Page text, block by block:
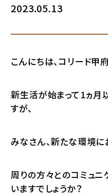
2023.05.13
こんにちは、コリード甲
新生活が始まって1ヵ月
すが、
みなさん、新たな環境に
周りの方々とのコミュニ
いますでしょうか？